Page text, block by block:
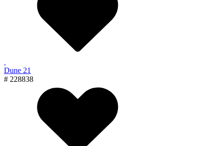
Dune 21
# 228838